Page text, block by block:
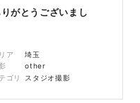
がとうございまし
ア
埼玉
other
ゴリ
スタジオ撮影